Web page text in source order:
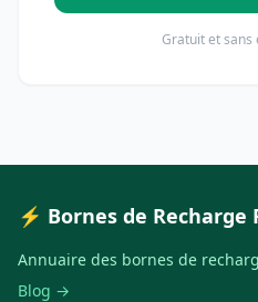
Gratuit et sans
⚡ Bornes de Recharge
Annuaire des bornes de
Blog →